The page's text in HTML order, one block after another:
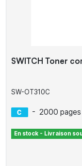
SWITCH Toner
SW-OT310C
- 2000 pages
En stock - Livraison